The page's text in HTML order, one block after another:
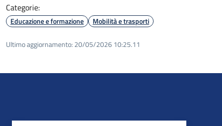
Categorie:
Educazione e formazione Mobilità e trasporti
Ultimo aggiornamento: 20/05/2026 10:25.11